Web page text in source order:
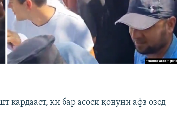
кардааст, ки бар асоси қонуни афв озод